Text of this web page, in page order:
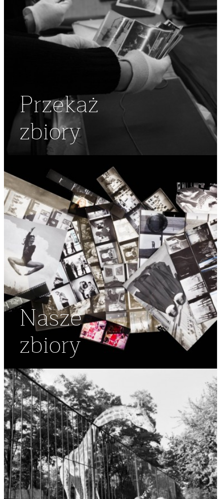
Przekaż
zbiory
Nasze
zbiory